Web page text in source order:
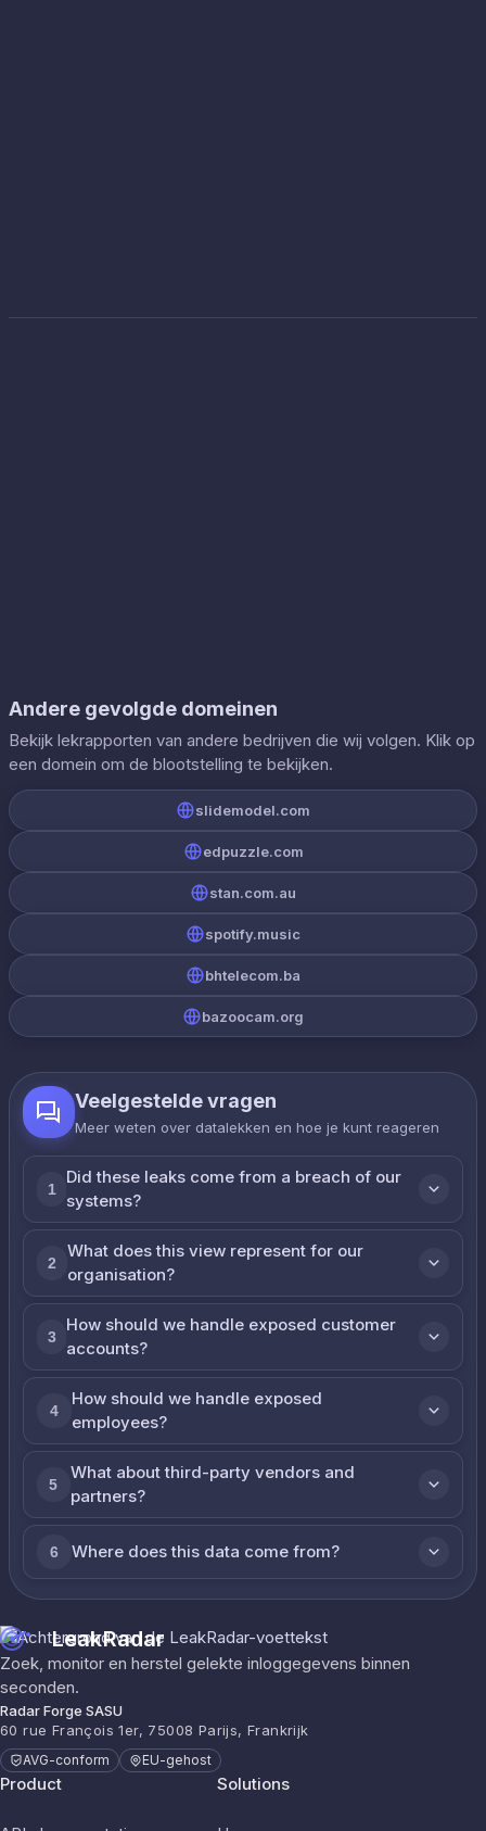
Andere gevolgde domeinen
Bekijk lekrapporten van andere bedrijven die wij volgen. Klik op
een domein om de blootstelling te bekijken.
slidemodel.com
edpuzzle.com
stan.com.au
spotify.music
bhtelecom.ba
bazoocam.org
Veelgestelde vragen
Meer weten over datalekken en hoe je kunt reageren
1
Did these leaks come from a breach of our
systems?
2
What does this view represent for our
organisation?
3
How should we handle exposed customer
accounts?
4
How should we handle exposed
employees?
5
What about third-party vendors and
partners?
6 Where does this data come from?
LeakRadar
Zoek, monitor en herstel gelekte inloggegevens binnen
seconden.
Radar Forge SASU
60 rue François 1er, 75008 Parijs, Frankrijk
AVG-conform EU-gehost
Product Solutions